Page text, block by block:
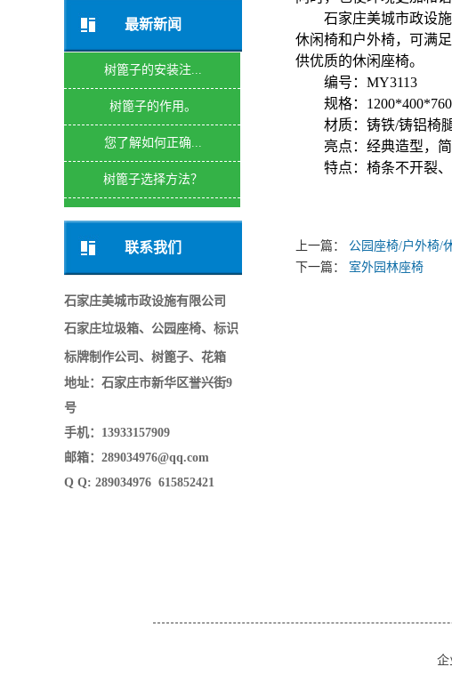
最新新闻
树篦子的安装注...
树篦子的作用。
您了解如何正确...
树篦子选择方法？
联系我们
石家庄美城市政设施有限公司
石家庄垃圾箱、 公园座椅、 标识
标牌制作公司 、 树篦子、花箱
地址：石家庄市新华区誉兴街9
号
手机：13933157909
邮箱：289034976@qq.com
Q Q: 289034976 615852421
石家庄美城市政设
休闲椅和户外椅，可满
供优质的休闲座椅。
编号：MY3113
规格：
材质：铸铁/铸铝椅
亮点：经典造型，
特点：椅条不开裂
上一篇： 公园座椅/户外椅/
下一篇：
室外园林座椅
企